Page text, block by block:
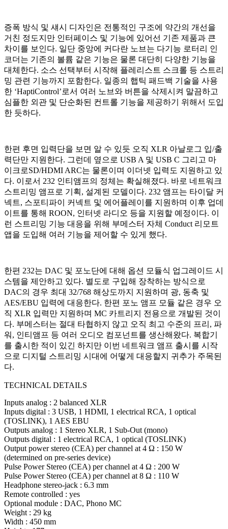
증폭 방식 및 섀시 디자인은 전통적인 구조에 약간의 개선을
거친 정도지만 인터페이스 및 기능에 있어선 기존 제품과 큰
차이를 보인다. 일단 중앙에 커다란 노브는 다기능 로터리 인
코더는 기존의 볼륨 같은 기능은 물론 대단히 다양한 기능을
대체한다. 소스 선택부터 시작해 플레리스트 스크롤 등 스트리
밍 관련 기능까지 포함한다. 일종의 햅틱 패드백 기술을 사용
한 ‘HaptiControl’로서 여러 노브와 버튼을 삭제시켜 말끔하고
심플한 외관 및 단순화된 컨트롤 기능을 제공하기 위해서 도입
한 듯하다.
한편 후면 입력단을 보면 알 수 있듯 오직 XLR 아날로그 입/출
력단만 지원한다. 그런데 옆으로 USB A 및 USB C 그리고 마
이크로SD/HDMI ARC는 물론이며 이더넷 입력도 지원하고 있
다. 이로서 232 인티앰프의 정체는 확실해졌다. 바로 네트워크
스트리밍 앰프로 기획, 설계된 모델이다. 232 앰프는 타이달 커
넥트, 스포티파이 커넥트 및 에어플레이를 지원하며 이후 업데
이트를 통해 ROON, 인터넷 라디오 등을 지원할 예정이다. 이
런 스트리밍 기능 대응을 위해 부메스터 자체 Conduct 리모트
앱을 도입해 여러 기능을 제어할 수 있게 했다.
한편 232는 DAC 및 포노단에 대해 옵션 모듈식 업그레이드 시
스템을 제안하고 있다. 별도로 구입해 장착하는 방식으로
DAC의 경우 최대 32/768 해상도까지 지원하며 광, 동축 및
AES/EBU 입력에 대응한다. 한편 포노 앰프 모듈 같은 경우 오
직 XLR 입력만 지원하며 MC 카트리지 전용으로 개발된 것이
다. 부메스터는 절대 타협하지 않고 오직 최고 수준의 프리, 파
워, 인티앰프 등 여러 오디오 컴포넌트를 생산해왔다. 복합기
를 출시한 적이 있긴 하지만 이번 네트워크 앰프 출시를 시작
으로 디지털 스트리밍 시대에 어떻게 대응할지 귀추가 주목된
다.
TECHNICAL DETAILS
Inputs analog : 2 balanced XLR
Inputs digital : 3 USB, 1 HDMI, 1 electrical RCA, 1 optical
(TOSLINK), 1 AES EBU
Outputs analog : 1 Stereo XLR, 1 Sub-Out (mono)
Outputs digital : 1 electrical RCA, 1 optical (TOSLINK)
Output power stereo (CEA) per channel at 4 Ω : 150 W
(determined on pre-series device)
Pulse Power Stereo (CEA) per channel at 4 Ω : 200 W
Pulse Power Stereo (CEA) per channel at 8 Ω : 110 W
Headphone stereo-jack : 6.3 mm
Remote controlled : yes
Optional module : DAC, Phono MC
Weight : 29 kg
Width : 450 mm